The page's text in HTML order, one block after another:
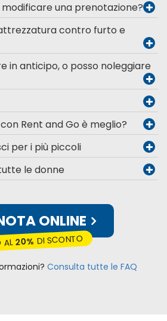
una prenotazione?
contro furto e
in anticipo, o posso noleggiare
Rent and Go è meglio?
per i più piccoli
le donne
ONLINE
AL20% DI SCONTO
Consulta tutte le FAQ